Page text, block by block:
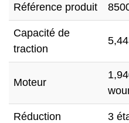
Référence produit
Capacité de
traction
Moteur
Réduction 3